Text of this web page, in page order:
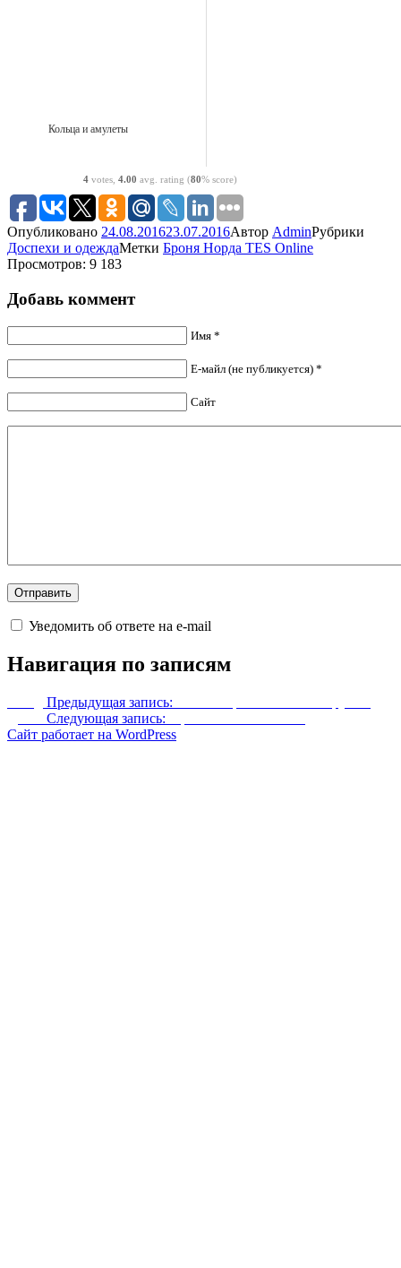
Кольца и амулеты
4 votes, 4.00 avg. rating (80% score)
Опубликовано 24.08.201623.07.2016Автор AdminРубрики
Доспехи и одеждаМетки Броня Норда TES Online
Просмотров: 9 183
Добавь коммент
Имя *
Е-майл (не публикуется) *
Сайт
Уведомить об ответе на e-mail
Навигация по записям
Предыдущая запись:
Следующая запись:
Сайт работает на WordPress